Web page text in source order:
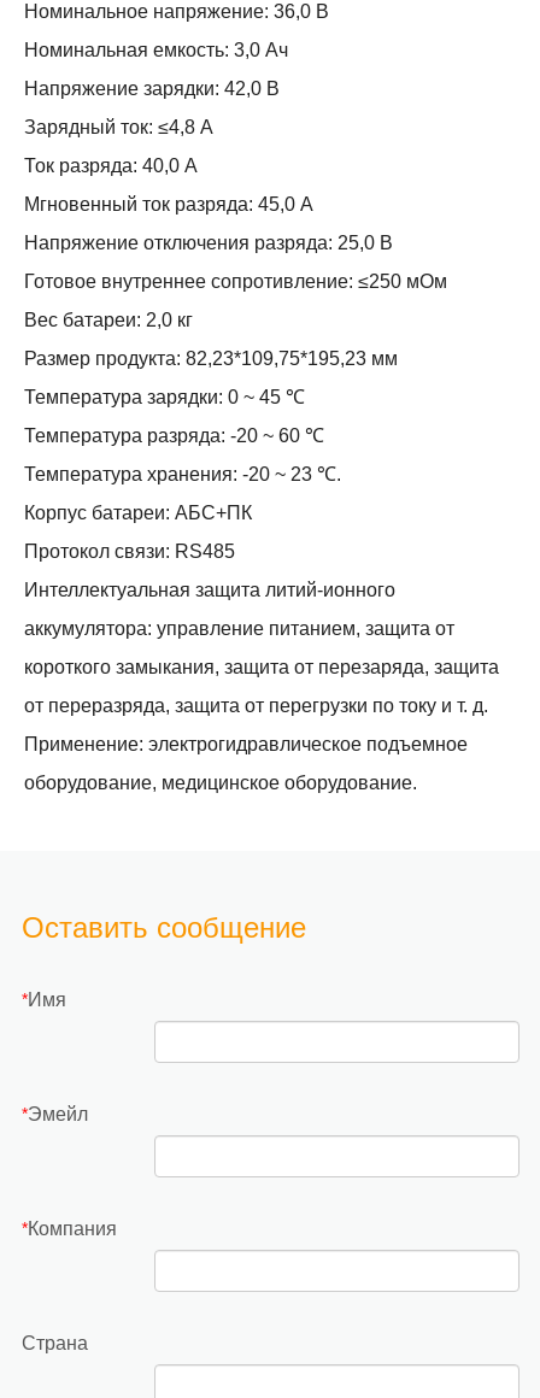
Номинальное напряжение: 36,0 В
Номинальная емкость: 3,0 Ач
Напряжение зарядки: 42,0 В
Зарядный ток: ≤4,8 А
Ток разряда: 40,0 А
Мгновенный ток разряда: 45,0 А
Напряжение отключения разряда: 25,0 В
Готовое внутреннее сопротивление: ≤250 мОм
Вес батареи: 2,0 кг
Размер продукта: 82,23*109,75*195,23 мм
Температура зарядки: 0 ~ 45 ℃
Температура разряда: -20 ~ 60 ℃
Температура хранения: -20 ~ 23 ℃.
Корпус батареи: АБС+ПК
Протокол связи: RS485
Интеллектуальная защита литий-ионного
аккумулятора: управление питанием, защита от
короткого замыкания, защита от перезаряда, защита
от переразряда, защита от перегрузки по току и т. д.
Применение: электрогидравлическое подъемное
оборудование, медицинское оборудование.
Оставить сообщение
*Имя
*Эмейл
*Компания
Страна